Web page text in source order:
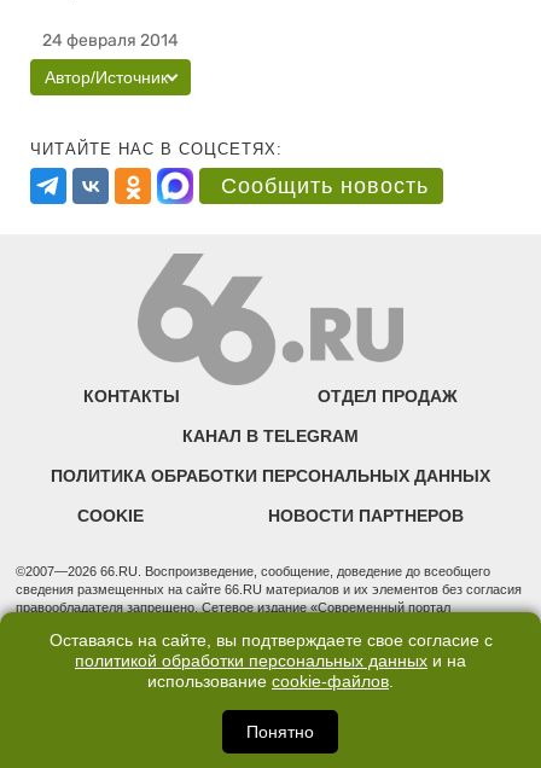
24 февраля 2014
Автор/Источник
ЧИТАЙТЕ НАС В СОЦСЕТЯХ:
Сообщить новость
КОНТАКТЫ ОТДЕЛ ПРОДАЖ
КАНАЛ В TELEGRAM
ПОЛИТИКА ОБРАБОТКИ ПЕРСОНАЛЬНЫХ ДАННЫХ
COOKIE НОВОСТИ ПАРТНЕРОВ
©2007—2026 66.RU. Воспроизведение, сообщение, доведение до всеобщего
сведения размещенных на сайте 66.RU материалов и их элементов без согласия
правообладателя запрещено. Сетевое издание «Современный портал
надзору в сфере связи, информационных технологий и массовых коммуникаций
(Роскомнадзор). Регистрационный номер ЭЛ № ФС 77 - 76634 от 02.09.2019
Учредитель: Общество с ограниченной ответственностью "66.ру". Юридический
3, оф. 7015 Фактический адрес редакции и отдела продаж: 620014, Свердловская
обл., г. Екатеринбург, ул. Бориса Ельцина, д. 3, оф. 7015, +7 (343) 288-50-66
info@news.66.ru Главный редактор: Шлыков Дмитрий Владимирович
Оставаясь на сайте, вы подтверждаете свое согласие с
политикой обработки персональных данных и на
использование cookie-файлов.
Понятно